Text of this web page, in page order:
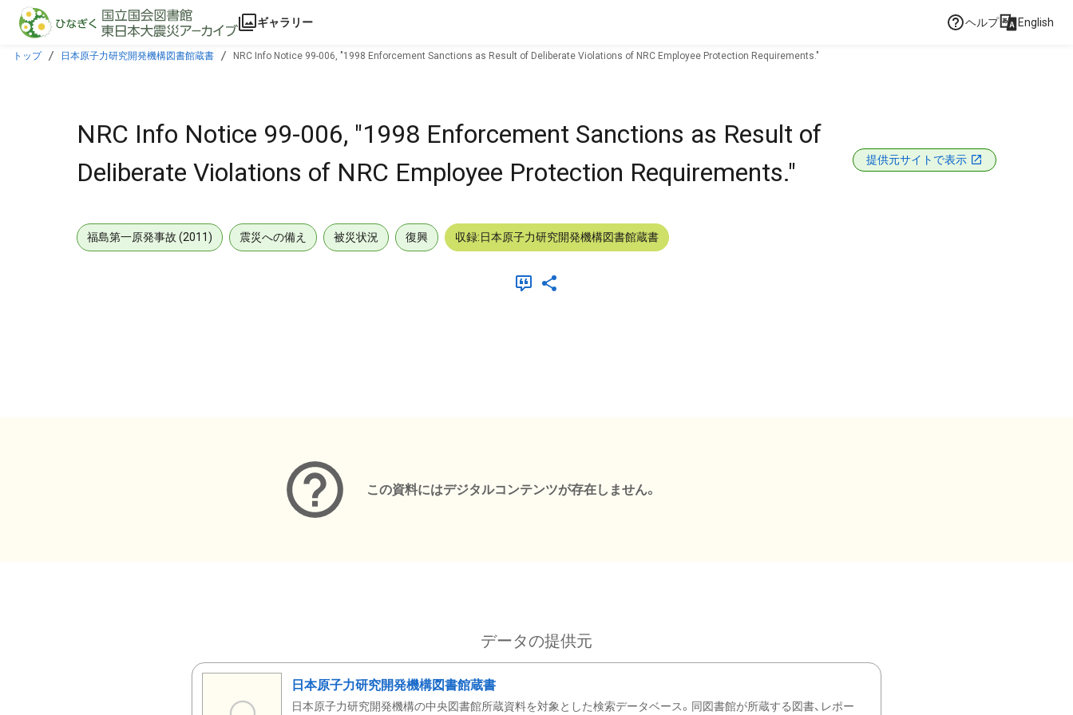
本文に飛ぶ
ギャラリー ヘルプ English
トップ 日本原子力研究開発機構図書館蔵書 NRC Info Notice 99-006, "1998 Enforcement Sanctions as Result of Deliberate Violations of NRC Employee Protection Requirements."
NRC Info Notice 99-006, "1998 Enforcement Sanctions as Result of
Deliberate Violations of NRC Employee Protection Requirements."
提供元サイトで表示
福島第一原発事故 (2011) 震災への備え 被災状況 復興 収録:日本原子力研究開発機構図書館蔵書
この資料にはデジタルコンテンツが存在しません。
データの提供元
日本原子力研究開発機構図書館蔵書
日本原子力研究開発機構の中央図書館所蔵資料を対象とした検索データベース。同図書館が所蔵する図書、レポー